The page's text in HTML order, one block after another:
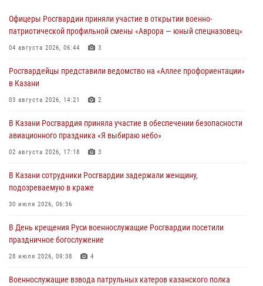
Офицеры Росгвардии приняли участие в открытии военно-
патриотической профильной смены «Аврора — юный спецназовец»
04 августа 2026, 06:44 3
Росгвардейцы представили ведомство на «Аллее профориентации»
в Казани
03 августа 2026, 14:21 2
В Казани Росгвардия приняла участие в обеспечении безопасности
авиационного праздника «Я выбираю небо»
02 августа 2026, 17:18 3
В Казани сотрудники Росгвардии задержали женщину,
подозреваемую в краже
30 июля 2026, 06:36
В День крещения Руси военнослужащие Росгвардии посетили
праздничное богослужение
28 июля 2026, 09:38 4
Военнослужащие взвода патрульных катеров казанского полка